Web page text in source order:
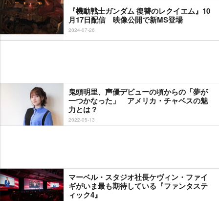
『機動戦士ガンダム 復讐のレクイエム』10
月17日配信 映像公開で新MS登場
2024-07-26
鬼頭明里、声優デビューの頃からの「夢が
一つかなった」 アメリカ・チャベスの魅
力とは？
2022-05-13
マーベル・スタジオ社長ケヴィン・ファイ
ギがいま最も期待している『ファンタステ
ィック4』